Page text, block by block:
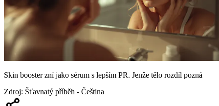
Skin booster zní jako sérum s lepším PR. Jenže tělo rozdíl pozná
Zdroj: Šťavnatý příběh - Čeština